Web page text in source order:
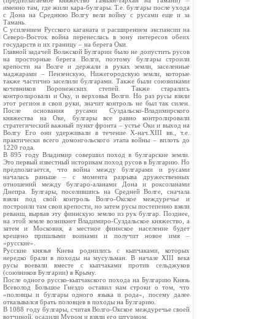
именно там, где жили кара-булгары. Т.е. булгары после ухода
с Дона на Среднюю Волгу вели войну с русами еще и за
Тамань.
С усилением Русского каганата и расширением экспансии на
Северо-Восток война перенеслась в зону интересов обеих
государств и их границу – на берега Оки.
Главной задачей Волжской Булгарии было не допустить русов
на просторные берега Волги, поэтому булгары строили
крепости на Волге и держали в руках земли, заселенные
маджарами – Пензенскую, Нижегородскую земли, которые
также частично заселили булгарами. Также были союзниками
кочевников Воронежских степей. Также старались
контролировали и Оку, и верховья Волги. Но раз русы взяли
этот регион в свои руки, значит контроль не был так силен.
После основания русами Суздальско-Владимирского
княжества на Оке, булгары все равно контролировали
стратегический важный пункт фронта – устье Оки и выход на
Волгу Его они удерживали в течение X-нач.XIII вв., т.е.
практически всего домонгольского этапа войны – вплоть до
1220 года.
В 895 году Владимир совершил поход в булгарские земли.
Это первый известный историкам поход русов в Булгарию. Но
предполагается, что война между булгарами и русами
началась раньше – с момента разрыва дружественных
отношений между булгаро-аланами Дона и роксоланами
Днепра. Булгары, поселившись на Средней Волге, сначала
взяли под свой контроль Волго-Окское междуречье и
построили там свои крепости, но затем русы постепенно взяли
реванш, вырвав эту финнскую землю из рук булгар. Позднее,
на этой земле возникнет Владимиро-Суздальское княжество, а
затем и Московия, а местное финнское население будет
крещено пришлыми воинами и получит новое имя –
«русские».
Русские князья Киева роднились с кыпчаками, которых
нередко брали в походы на мусульман. В начале XIII века
русы воевали вместе с кыпчаками против сельджуков
(союзников Булгарии) в Крыму.
После одного русско-кыпчакского похода на Булгарию Князь
Всеволод Большое Гнездо оставил нам строки о том, что
«половцы и булгары одного языка и рода», посему далее
отказывался брать половцев в походы на Булгарию.
В 1088 году булгары, считая Волго-Окское междуречье своей
вотчиной, осадили Муром и взяли его штурмом.